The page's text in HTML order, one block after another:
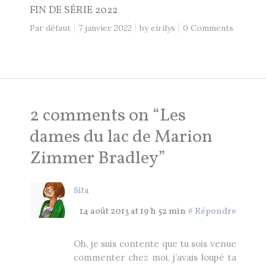
FIN DE SÉRIE 2022
Par défaut 7 janvier 2022 byeirilys 0 Comments
2 comments on “Les
dames du lac de Marion
Zimmer Bradley”
Sita
14 août 2013 at 19 h 52 min#Répondre
Oh, je suis contente que tu sois venue
commenter chez moi, j’avais loupé ta